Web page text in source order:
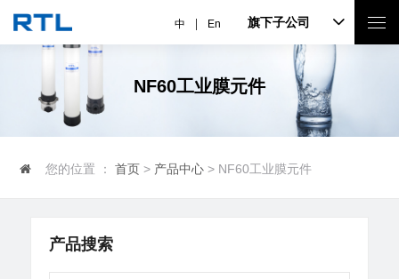
中 En 旗下子公司
NF60工业膜元件
您的位置 ：首页 > 产品中心 > NF60工业膜元件
产品搜索